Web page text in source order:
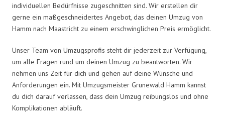
individuellen Bedürfnisse zugeschnitten sind. Wir erstellen dir
gerne ein maßgeschneidertes Angebot, das deinen Umzug von
Hamm nach Maastricht zu einem erschwinglichen Preis ermöglicht.
Unser Team von Umzugsprofis steht dir jederzeit zur Verfügung,
um alle Fragen rund um deinen Umzug zu beantworten. Wir
nehmen uns Zeit für dich und gehen auf deine Wünsche und
Anforderungen ein. Mit Umzugsmeister Grunewald Hamm kannst
du dich darauf verlassen, dass dein Umzug reibungslos und ohne
Komplikationen abläuft.